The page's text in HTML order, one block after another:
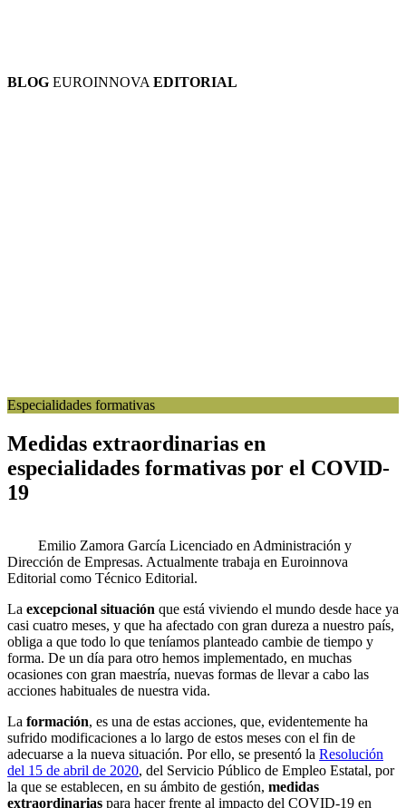
BLOG EUROINNOVA EDITORIAL
Especialidades formativas
Medidas extraordinarias en
especialidades formativas por el COVID-
19
Emilio Zamora García Licenciado en Administración y
Dirección de Empresas. Actualmente trabaja en Euroinnova
Editorial como Técnico Editorial.
La excepcional situación que está viviendo el mundo desde hace ya
casi cuatro meses, y que ha afectado con gran dureza a nuestro país,
obliga a que todo lo que teníamos planteado cambie de tiempo y
forma. De un día para otro hemos implementado, en muchas
ocasiones con gran maestría, nuevas formas de llevar a cabo las
acciones habituales de nuestra vida.
La formación, es una de estas acciones, que, evidentemente ha
sufrido modificaciones a lo largo de estos meses con el fin de
adecuarse a la nueva situación. Por ello, se presentó la Resolución
del 15 de abril de 2020, del Servicio Público de Empleo Estatal, por
la que se establecen, en su ámbito de gestión, medidas
extraordinarias para hacer frente al impacto del COVID-19 en